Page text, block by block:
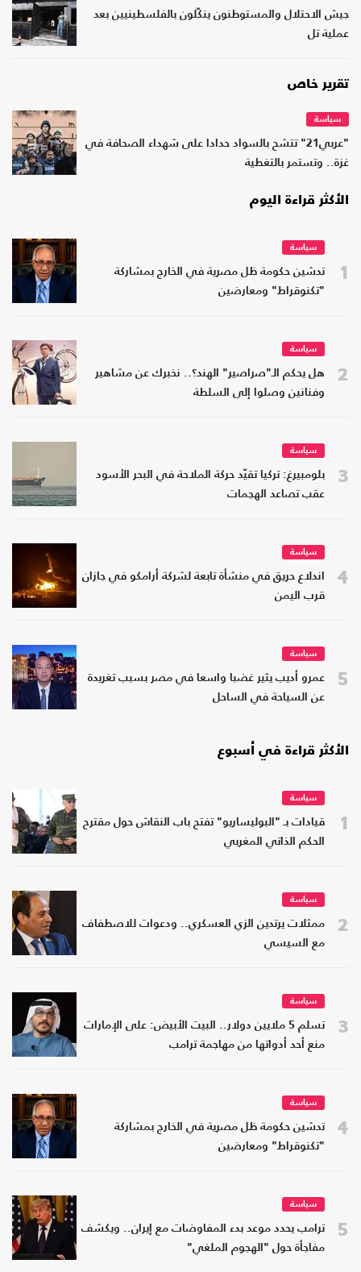
جيش الاحتلال والمستوطنون ينكّلون بالفلسطينيين بعد
عملية تل
تقرير خاص
سياسة
"عربي21" تتشح بالسواد حدادا على شهداء الصحافة في
غزة.. وتستمر بالتغطية
الأكثر قراءة اليوم
1
سياسة
تدشين حكومة ظل مصرية في الخارج بمشاركة
"تكنوقراط" ومعارضين
2
سياسة
هل يحكم الـ"صراصير" الهند؟.. نخبرك عن مشاهير
وفنانين وصلوا إلى السلطة
3
سياسة
بلومبيرغ: تركيا تقيّد حركة الملاحة في البحر الأسود
عقب تصاعد الهجمات
4
سياسة
اندلاع حريق في منشأة تابعة لشركة أرامكو في جازان
قرب اليمن
5
سياسة
عمرو أديب يثير غضبا واسعا في مصر بسبب تغريدة
عن السياحة في الساحل
الأكثر قراءة في أسبوع
1
سياسة
قيادات بـ "البوليساريو" تفتح باب النقاش حول مقترح
الحكم الذاتي المغربي
2
سياسة
ممثلات يرتدين الزي العسكري.. ودعوات للاصطفاف
مع السيسي
3
سياسة
تسلم 5 ملايين دولار.. البيت الأبيض: على الإمارات
منع أحد أدواتها من مهاجمة ترامب
4
سياسة
تدشين حكومة ظل مصرية في الخارج بمشاركة
"تكنوقراط" ومعارضين
5
سياسة
ترامب يحدد موعد بدء المفاوضات مع إيران.. ويكشف
مفاجأة حول "الهجوم الملغي"